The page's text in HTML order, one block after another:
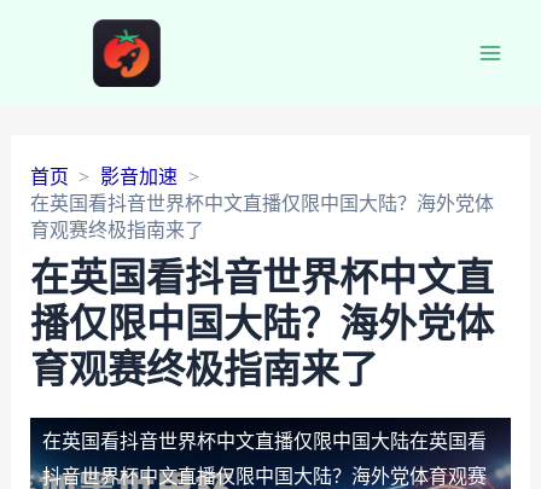
首页
影音加速
在英国看抖音世界杯中文直播仅限中国大陆？海外党体
育观赛终极指南来了
在英国看抖音世界杯中文直
播仅限中国大陆？海外党体
育观赛终极指南来了
在英国看抖音世界杯中文直播仅限中国大陆在英国看
抖音世界杯中文直播仅限中国大陆？海外党体育观赛